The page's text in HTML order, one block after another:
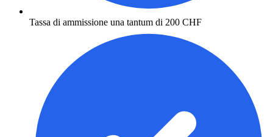
Tassa di ammissione una tantum di 200 CHF